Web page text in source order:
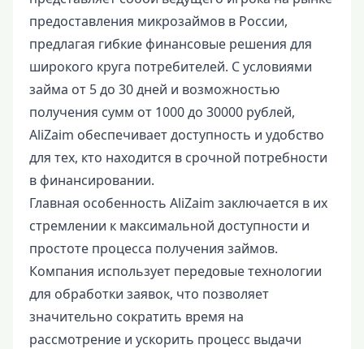
предоставления микрозаймов в России,
предлагая гибкие финансовые решения для
широкого круга потребителей. С условиями
займа от 5 до 30 дней и возможностью
получения сумм от 1000 до 30000 рублей,
AliZaim обеспечивает доступность и удобство
для тех, кто находится в срочной потребности
в финансировании.
Главная особенность AliZaim заключается в их
стремлении к максимальной доступности и
простоте процесса получения займов.
Компания использует передовые технологии
для обработки заявок, что позволяет
значительно сократить время на
рассмотрение и ускорить процесс выдачи